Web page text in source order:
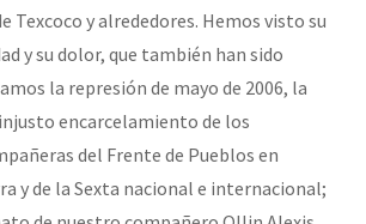
Texcoco y alrededores. Hemos visto su
y su dolor, que también han sido
la represión de mayo de 2006, la
encarcelamiento de los
del Frente de Pueblos en
y de la Sexta nacional e internacional;